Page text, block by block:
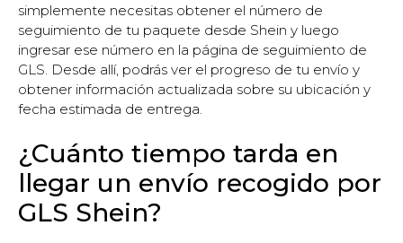
simplemente necesitas obtener el número de
seguimiento de tu paquete desde Shein y luego
ingresar ese número en la página de seguimiento de
GLS. Desde allí, podrás ver el progreso de tu envío y
obtener información actualizada sobre su ubicación y
fecha estimada de entrega.
¿Cuánto tiempo tarda en
llegar un envío recogido por
GLS Shein?